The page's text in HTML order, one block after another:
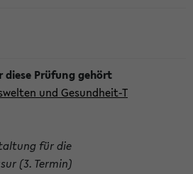
und Gesundheit-T
für die
(3. Termin)